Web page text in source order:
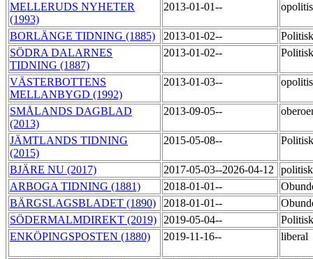
MELLERUDS NYHETER
(1993)
2013-01-01--
BORLÄNGE TIDNING (1885) 2013-01-02--
SÖDRA DALARNES
TIDNING (1887)
2013-01-02--
VÄSTERBOTTENS
MELLANBYGD (1992)
2013-01-03--
SMÅLANDS DAGBLAD
(2013)
2013-09-05--
JÄMTLANDS TIDNING
(2015)
2015-05-08--
BJÄRE NU (2017) 2017-05-03--2026-04-12
ARBOGA TIDNING (1881)
2018-01-01--
BÄRGSLAGSBLADET (1890)
2018-01-01--
SÖDERMALMDIREKT (2019)
2019-05-04--
ENKÖPINGSPOSTEN (1880)
2019-11-16-- liberal